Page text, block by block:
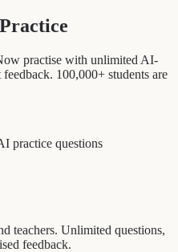
practise with unlimited AI-
100,000+ students are
practice questions
teachers. Unlimited questions,
feedback.